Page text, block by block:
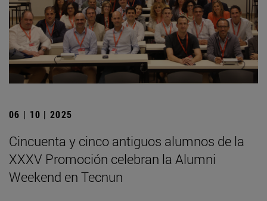
06 | 10 | 2025
Cincuenta y cinco antiguos alumnos de la
XXXV Promoción celebran la Alumni
Weekend en Tecnun